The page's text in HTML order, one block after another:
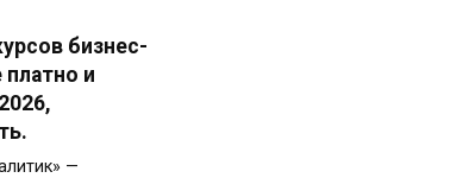
бизнес-
платно и
—